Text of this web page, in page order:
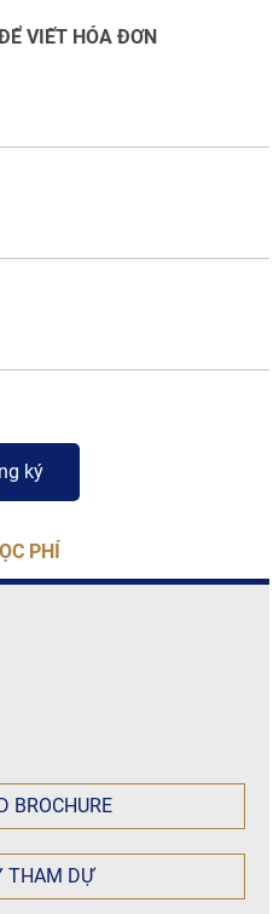
PHÍ
BROCHURE
THAM DỰ
VIẾT HÓA ĐƠN